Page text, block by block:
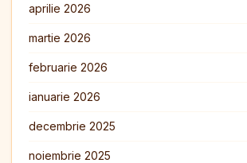
aprilie 2026
martie 2026
februarie 2026
ianuarie 2026
decembrie 2025
noiembrie 2025